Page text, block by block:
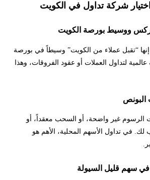
شركة تداول في الكويت
ووسيط بورصة الكويت
“تقبل عملاء من الكويت” وسيطاً في بورصة
لتداول العملات أو عقود الفروقات، وهذا
البونص
الرسوم غير واضحة، أو السحب معقداً، أو
لك. في تداول الأسهم المحلية، الأهم هو
سهم قليل السيولة